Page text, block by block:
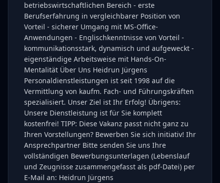
betriebswirtschaftlichen Bereich - erste
Berufserfahrung in vergleichbarer Position von
Vorteil - sicherer Umgang mit MS-Office-
Anwendungen - Englischkenntnisse von Vorteil -
kommunikationsstark, dynamisch und aufgeweckt -
eigenständige Arbeitsweise mit Hands-On-
Mentalität Über Uns Heidrun Jürgens
Personaldienstleistungen ist seit 1998 auf die
Vermittlung von kaufm. Fach- und Führungskräften
spezialisiert. Unser Ziel ist Ihr Erfolg! Übrigens:
Unsere Dienstleistung ist für Sie komplett
kostenfrei! TIPP: Diese Vakanz passt nicht ganz zu
Ihren Vorstellungen? Bewerben Sie sich initiativ! Ihr
Ansprechpartner Bitte senden Sie uns Ihre
vollständigen Bewerbungsunterlagen (Lebenslauf
und Zeugnisse zusammengefasst als pdf-Datei) per
E-Mail an: Heidrun Jürgens